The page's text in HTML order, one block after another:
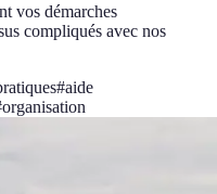
vos démarches
compliqués avec nos
#aide
organisation